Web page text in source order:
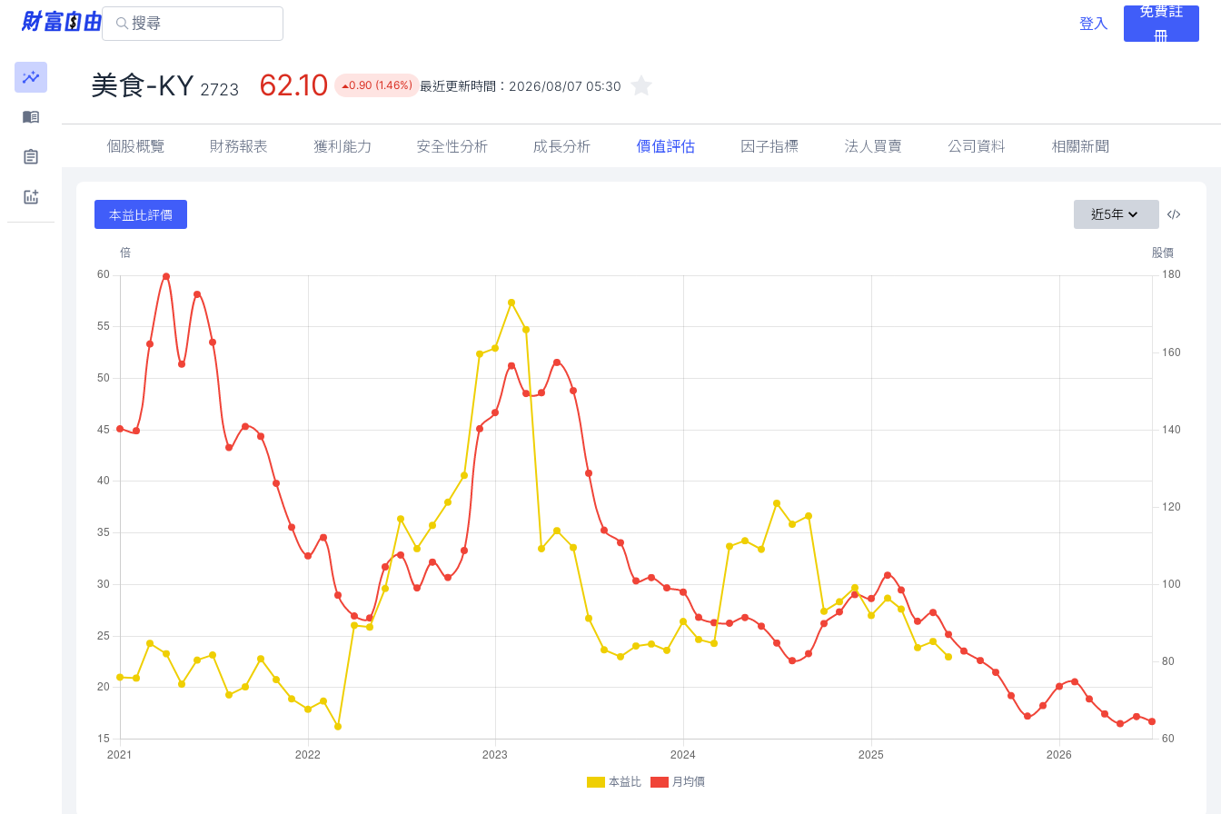
登入
免費註
冊
美食-KY 2723 62.10 0.90 (1.46%) 最近更新時間： 2026/08/07 05:30
個股概覽 財務報表 獲利能力 安全性分析 成長分析 價值評估 因子指標 法人買賣 公司資料 相關新聞
本益比評價 近5年
本益比 月均價